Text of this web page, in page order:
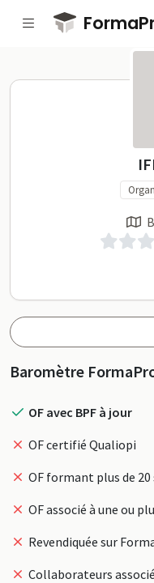
Passer au contenu principal
Profil
Baromètre
OF avec BPF à jour
OF certifié Qualiopi
OF formant plus de
OF associé à une ou
Revendiquée sur
Collaborateurs